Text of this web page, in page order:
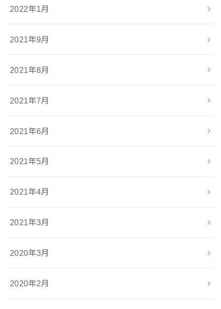
2022年1月
2021年9月
2021年8月
2021年7月
2021年6月
2021年5月
2021年4月
2021年3月
2020年3月
2020年2月